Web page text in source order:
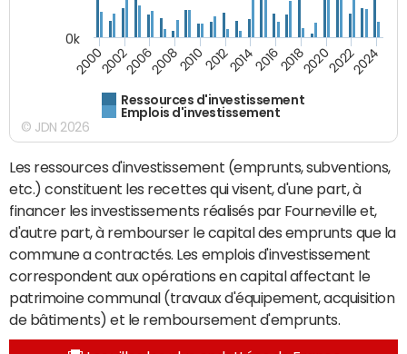
Ressources d'investissement
Emplois d'investissement
200020022006200820102012201420162018202020222024
0k
© JDN 2026
Les ressources d'investissement (emprunts, subventions,
etc.) constituent les recettes qui visent, d'une part, à
financer les investissements réalisés par Fourneville et,
d'autre part, à rembourser le capital des emprunts que la
commune a contractés. Les emplois d'investissement
correspondent aux opérations en capital affectant le
patrimoine communal (travaux d'équipement, acquisition
de bâtiments) et le remboursement d'emprunts.